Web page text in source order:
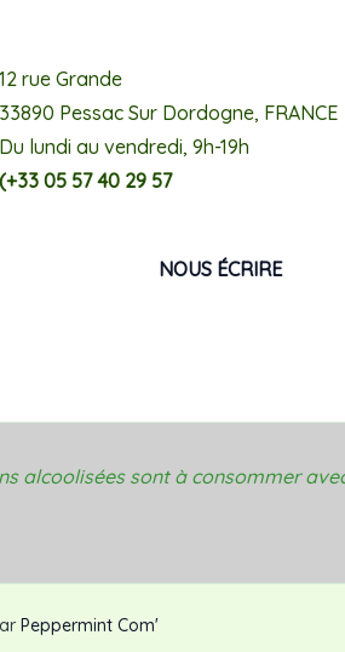
12 rue Grande
33890 Pessac Sur Dordogne, FRANCE
Du lundi au vendredi, 9h-19h
(+33 05 57 40 29 57
NOUS ÉCRIRE
alcoolisées sont à consommer
Peppermint Com'